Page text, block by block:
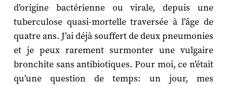
d’origine bactérienne ou virale, depuis une
tuberculose quasi-mortelle traversée à l’âge de
quatre ans. J’ai déjà souffert de deux pneumonies
et je peux rarement surmonter une vulgaire
bronchite sans antibiotiques. Pour moi, ce n’était
qu’une question de temps: un jour, mes